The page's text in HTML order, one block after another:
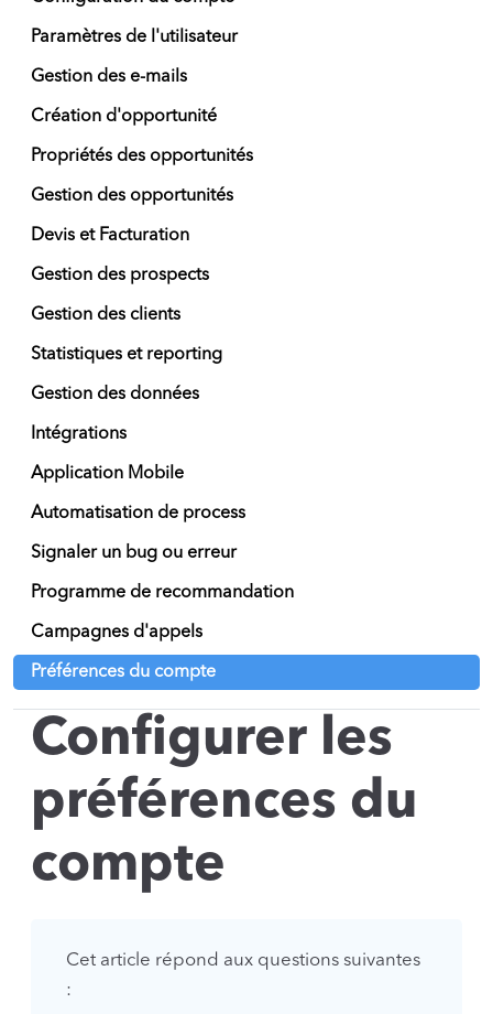
Paramètres de l'utilisateur
Gestion des e-mails
Création d'opportunité
Propriétés des opportunités
Gestion des opportunités
Devis et Facturation
Gestion des prospects
Gestion des clients
Statistiques et reporting
Gestion des données
Intégrations
Application Mobile
Automatisation de process
Signaler un bug ou erreur
Programme de recommandation
Campagnes d'appels
Préférences du compte
Configurer les
préférences du
compte
Cet article répond aux questions suivantes
: